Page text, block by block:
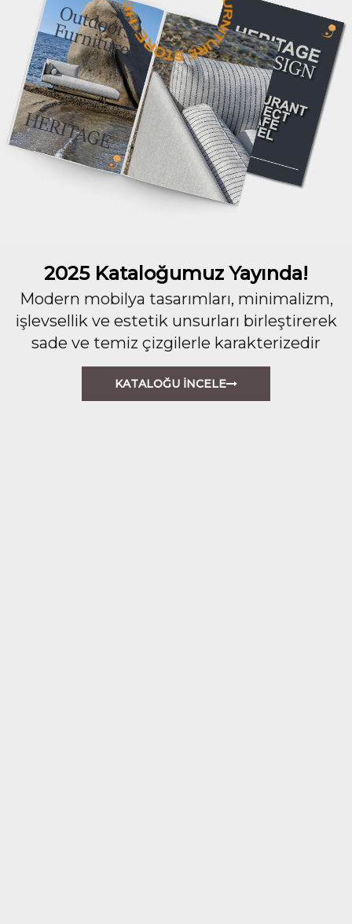
2025 Kataloğumuz Yayında!
Modern mobilya tasarımları, minimalizm,
işlevsellik ve estetik unsurları birleştirerek
sade ve temiz çizgilerle karakterizedir
KATALOĞU İNCELE